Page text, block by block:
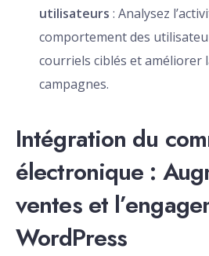
utilisateurs : Analysez
comportement des
courriels ciblés et améliorer
campagnes.
Intégration du
électronique :
ventes et
WordPress